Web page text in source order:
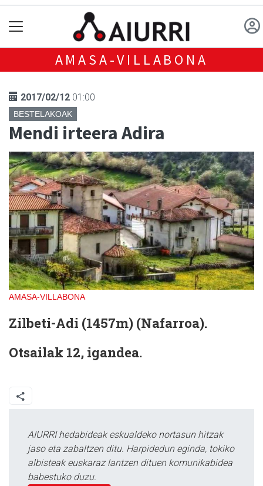
AMASA-VILLABONA
2017/02/12 01:00
BESTELAKOAK
Mendi irteera Adira
AMASA-VILLABONA
Zilbeti-Adi (1457m) (Nafarroa).
Otsailak 12, igandea.
AIURRI hedabideak eskualdeko nortasun hitzak
jaso eta zabaltzen ditu. Harpidedun eginda, tokiko
albisteak euskaraz lantzen dituen komunikabidea
babestuko duzu.